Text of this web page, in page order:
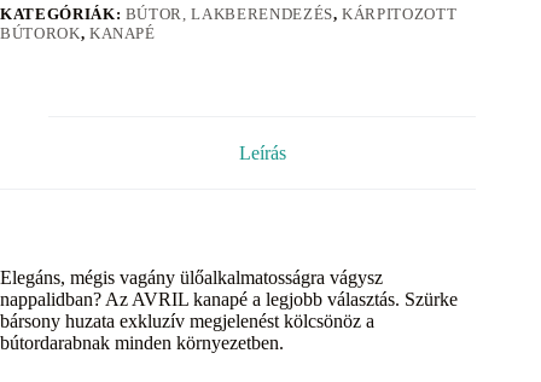
KATEGÓRIÁK: BÚTOR, LAKBERENDEZÉS,KÁRPITOZOTT
BÚTOROK, KANAPÉ
Leírás
Elegáns, mégis vagány ülőalkalmatosságra vágysz
nappalidban? Az AVRIL kanapé a legjobb választás. Szürke
bársony huzata exkluzív megjelenést kölcsönöz a
bútordarabnak minden környezetben.